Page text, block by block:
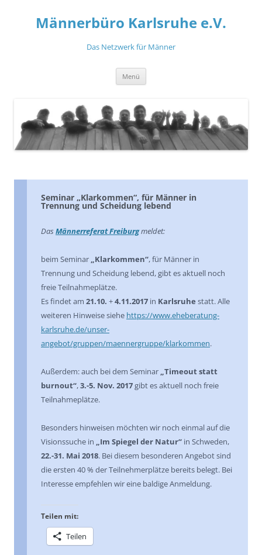
springenMännerbüro Karlsruhe e.V.
Das Netzwerk für Männer
Menü
Seminar „Klarkommen“, für Männer in
Trennung und Scheidung lebend
Das Männerreferat Freiburgmeldet:
beim Seminar „Klarkommen“, für Männer in
Trennung und Scheidung lebend, gibt es aktuell noch
freie Teilnahmeplätze.
Es findet am 21.10. +4.11.2017 in Karlsruhe statt. Alle
weiteren Hinweise siehe https://www.eheberatung-
karlsruhe.de/unser-
angebot/gruppen/maennergruppe/klarkommen.
Außerdem: auch bei dem Seminar „Timeout statt
burnout“,3.-5. Nov. 2017gibt es aktuell noch freie
Teilnahmeplätze.
Besonders hinweisen möchten wir noch einmal auf die
Visionssuche in „Im Spiegel der Natur“ in Schweden,
22.-31. Mai 2018. Bei diesem besonderen Angebot sind
die ersten 40 % der Teilnehmerplätze bereits belegt. Bei
Interesse empfehlen wir eine baldige Anmeldung.
Teilen mit:
Teilen